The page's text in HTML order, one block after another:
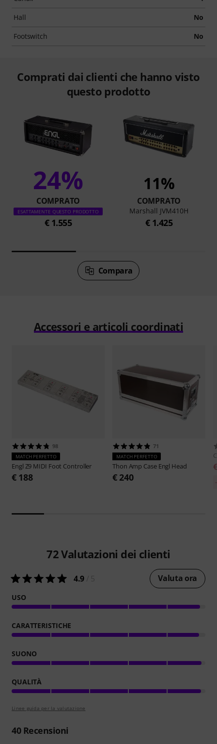
Hall No
Footswitch No
Comprati dai clienti che hanno visto
questo prodotto
24%
COMPRATO
ESATTAMENTE QUESTO PRODOTTO
€ 1.555
11%
COMPRATO
Marshall JVM410H
€ 1.425
Compara
Accessori e articoli coordinati
98
MATCH PERFETTO
Engl Z9 MIDI Foot Controller
€ 188
71
MATCH PERFETTO
Thon Amp Case Engl Head
€ 240
72Valutazioni dei clienti
4.9 Valuta ora
USO
CARATTERISTICHE
SUONO
QUALITÀ
Linee guida per la valutazione
40Recensioni